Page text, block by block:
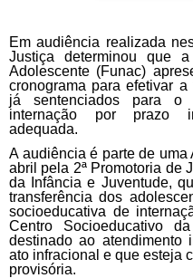
Em audiência realizada
Justiça determinou que
Adolescente (Funac)
cronograma para efetivar
já sentenciados para o
internação por prazo
adequada.
A audiência é parte de
abril pela 2ª Promotoria de
da Infância e Juventude,
transferência dos
socioeducativa de
Centro Socioeducativo
destinado ao atendimento
ato infracional e que esteja
provisória.